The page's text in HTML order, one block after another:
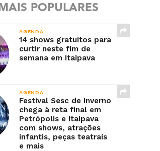
MAIS POPULARES
AGENDA
14 shows gratuitos para
curtir neste fim de
semana em Itaipava
AGENDA
Festival Sesc de Inverno
chega à reta final em
Petrópolis e Itaipava
com shows, atrações
infantis, peças teatrais
e mais